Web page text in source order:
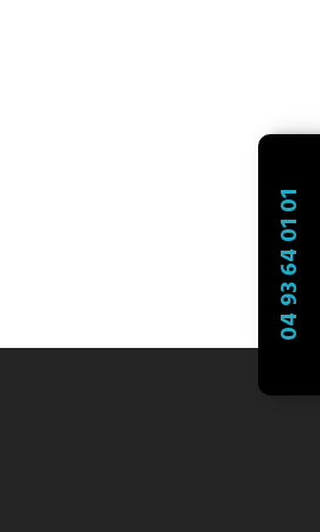
04 93 64 01 01